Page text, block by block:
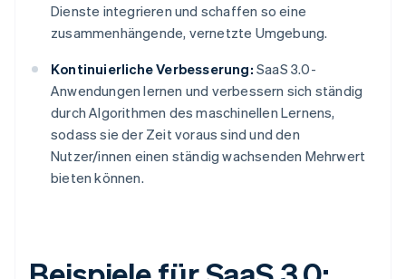
Dienste integrieren und schaffen so eine
zusammenhängende, vernetzte Umgebung.
Kontinuierliche Verbesserung: SaaS 3.0-
Anwendungen lernen und verbessern sich ständig
durch Algorithmen des maschinellen Lernens,
sodass sie der Zeit voraus sind und den
Nutzer/innen einen ständig wachsenden Mehrwert
bieten können.